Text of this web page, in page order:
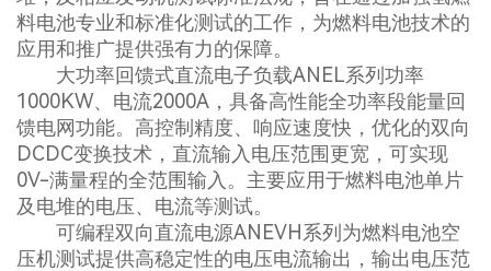
料电池专业和标准化测试的工作，为燃料电池技术的
应用和推广提供强有力的保障。
大功率回馈式直流电子负载ANEL系列功率
1000KW、电流2000A，具备高性能全功率段能量回
馈电网功能。高控制精度、响应速度快，优化的双向
DCDC变换技术，直流输入电压范围更宽，可实现
0V-满量程的全范围输入。主要应用于燃料电池单片
及电堆的电压、电流等测试。
可编程双向直流电源ANEVH系列为燃料电池空
压机测试提供高稳定性的电压电流输出，输出电压范